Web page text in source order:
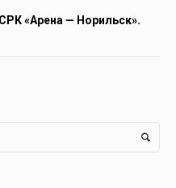
«Арена — Норильск».